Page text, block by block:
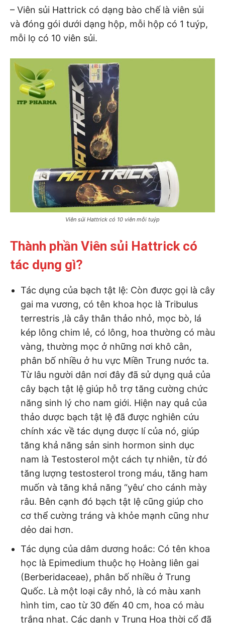
– Viên sủi Hattrick có dạng bào chế là viên sủi
và đóng gói dưới dạng hộp, mỗi hộp có 1 tuýp,
mỗi lọ có 10 viên sủi.
Viên sủi Hattrick có 10 viên mỗi tuýp
Thành phần Viên sủi Hattrick có
tác dụng gì?
Tác dụng của bạch tật lệ: Còn được gọi là cây
gai ma vương, có tên khoa học là Tribulus
terrestris ,là cây thân thảo nhỏ, mọc bò, lá
kép lông chim lẻ, có lông, hoa thường có màu
vàng, thường mọc ở những nơi khô cằn,
phân bố nhiều ở hu vực Miền Trung nước ta.
Từ lâu người dân nơi đây đã sử dụng quả của
cây bạch tật lệ giúp hỗ trợ tăng cường chức
năng sinh lý cho nam giới. Hiện nay quả của
thảo dược bạch tật lệ đã được nghiên cứu
chính xác về tác dụng dược lí của nó, giúp
tăng khả năng sản sinh hormon sinh dục
nam là Testosterol một cách tự nhiên, từ đó
tăng lượng testosterol trong máu, tăng ham
muốn và tăng khả năng “yêu’ cho cánh mày
râu. Bên cạnh đó bạch tật lệ cũng giúp cho
cơ thể cường tráng và khỏe mạnh cũng như
dẻo dai hơn.
Tác dụng của dâm dương hoắc: Có tên khoa
học là Epimedium thuộc họ Hoàng liên gai
(Berberidaceae), phân bố nhiều ở Trung
Quốc. Là một loại cây nhỏ, là có màu xanh
hình tim, cao từ 30 đến 40 cm, hoa có màu
trắng nhạt. Các danh y Trung Hoa thời cổ đã